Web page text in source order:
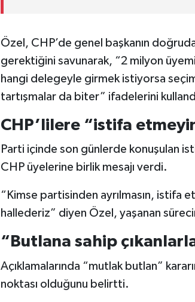
Özel, CHP’de genel başkanın
gerektiğini savunarak, “2 milyon
hangi delegeyle girmek istiyorsa
tartışmalar da biter” ifadelerini
CHP’lilere “istifa
Parti içinde son günlerde konuşulan
CHP üyelerine birlik mesajı verdi.
“Kimse partisinden ayrılmasın, istifa
hallederiz” diyen Özel, yaşanan
“Butlana sahip
Açıklamalarında “mutlak butlan”
noktası olduğunu belirtti.